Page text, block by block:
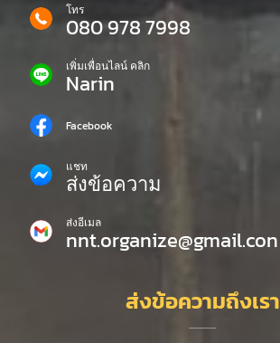
โทร
080 978 7998
เพิ่มเพื่อนไลน์ คลิก
Narin
Facebook
แชท
ส่งข้อความ
ส่งอีเมล
nnt.organize@gmail.con
ส่งข้อความถึงเรา